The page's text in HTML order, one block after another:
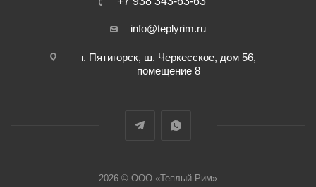
info@teplyrim.ru
г. Пятигорск, ш. Черкесское, дом 56,
помещение 8
2026 © ООО «Теплый Рим»